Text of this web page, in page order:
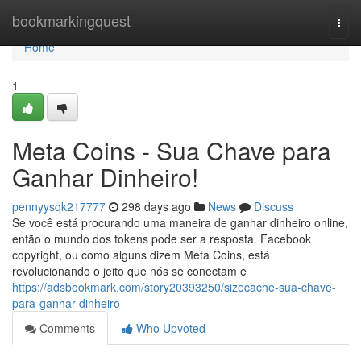
bookmarkingquest
Home
Home
1
Meta Coins - Sua Chave para
Ganhar Dinheiro!
pennyysqk217777 298 days ago News
Discuss
Se você está procurando uma maneira de ganhar dinheiro online,
então o mundo dos tokens pode ser a resposta. Facebook
copyright, ou como alguns dizem Meta Coins, está
revolucionando o jeito que nós se conectam e
https://adsbookmark.com/story20393250/sizecache-sua-chave-
para-ganhar-dinheiro
Comments
Who Upvoted